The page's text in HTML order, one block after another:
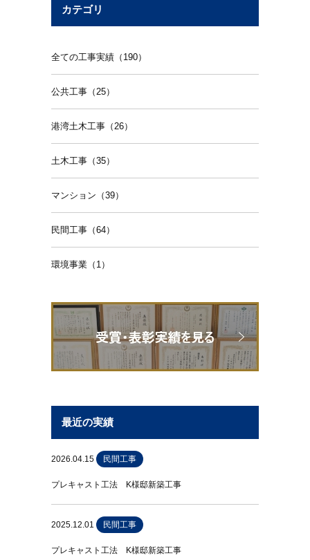
カテゴリ
全ての工事実績（190）
公共工事（25）
港湾土木工事（26）
土木工事（35）
マンション（39）
民間工事（64）
環境事業（1）
最近の実績
2026.04.15 民間工事
プレキャスト工法 K様邸新築工事
2025.12.01 民間工事
プレキャスト工法 K様邸新築工事